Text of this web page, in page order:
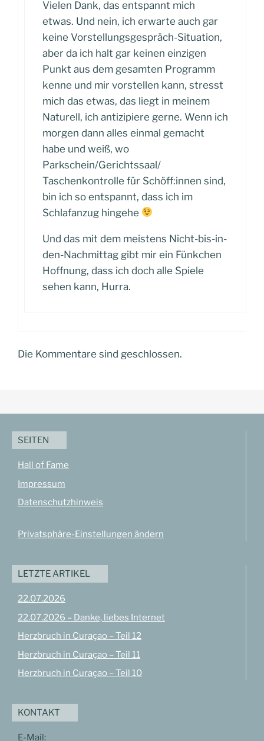
Vielen Dank, das entspannt mich
etwas. Und nein, ich erwarte auch gar
keine Vorstellungsgespräch-Situation,
aber da ich halt gar keinen einzigen
Punkt aus dem gesamten Programm
kenne und mir vorstellen kann, stresst
mich das etwas, das liegt in meinem
Naturell, ich antizipiere gerne. Wenn ich
morgen dann alles einmal gemacht
habe und weiß, wo
Parkschein/Gerichtssaal/
Taschenkontrolle für Schöff:innen sind,
bin ich so entspannt, dass ich im
Schlafanzug hingehe
Und das mit dem meistens Nicht-bis-in-
den-Nachmittag gibt mir ein Fünkchen
Hoffnung, dass ich doch alle Spiele
sehen kann, Hurra.
Die Kommentare sind geschlossen.
SEITEN
Hall of Fame
Impressum
Datenschutzhinweis
Privatsphäre-Einstellungen ändern
LETZTE ARTIKEL
22.07.2026
22.07.2026 – Danke, liebes Internet
Herzbruch in Curaçao – Teil 12
Herzbruch in Curaçao – Teil 11
Herzbruch in Curaçao – Teil 10
KONTAKT
E-Mail: